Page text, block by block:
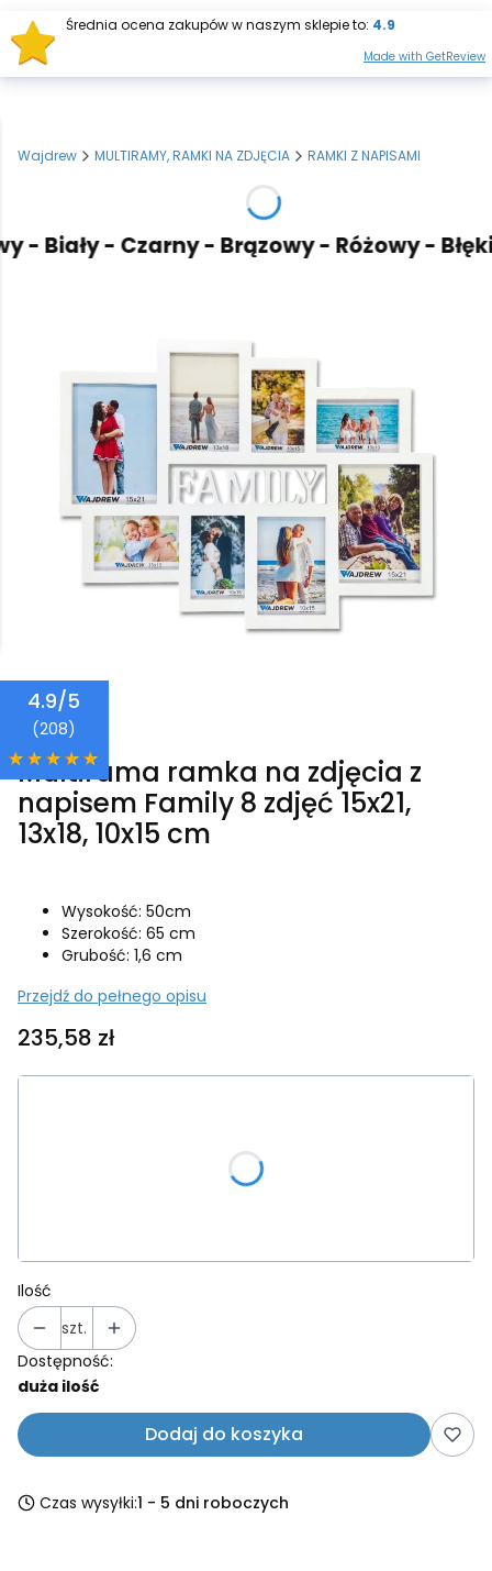
Otwórz
Wajdrew MULTIRAMY, RAMKI NA ZDJĘCIA RAMKI Z NAPISAMI
Biały - Czarny - Brązowy - Różowy -
Wajdrew
Multirama ramka na zdjęcia z
napisem Family 8 zdjęć 15x21,
13x18, 10x15 cm
Wysokość: 50cm
Szerokość: 65 cm
Grubość: 1,6 cm
Przejdź do pełnego opisu
Cena
235,58 zł
Ilość
szt.
Dostępność:
duża ilość
Dodaj do koszyka
Czas wysyłki:1 - 5 dni roboczych
4.9/5
(208)
Średnia ocena zakupów w naszym sklepie to: 4.9
Made with GetReview